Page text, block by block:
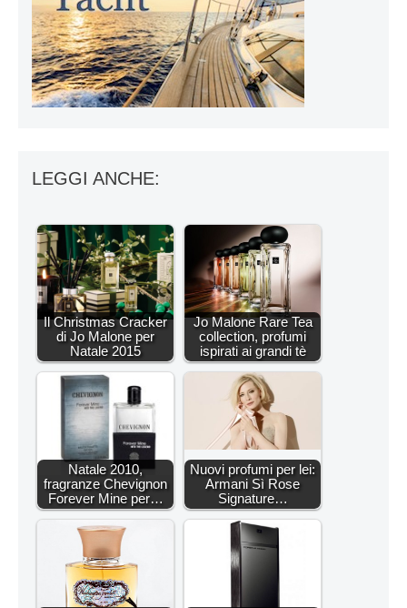
LEGGI ANCHE:
Il Christmas Cracker
di Jo Malone per
Natale 2015
Jo Malone Rare Tea
collection, profumi
ispirati ai grandi tè
Natale 2010,
fragranze Chevignon
Forever Mine per…
Nuovi profumi per lei:
Armani Sì Rose
Signature…